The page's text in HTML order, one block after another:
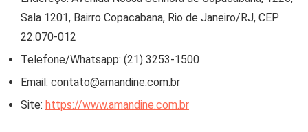
Sala 1201, Bairro Copacabana, Rio de Janeiro/RJ, CEP
22.070-012
Telefone/Whatsapp: (21) 3253-1500
Email: contato@amandine.com.br
Site: https://www.amandine.com.br